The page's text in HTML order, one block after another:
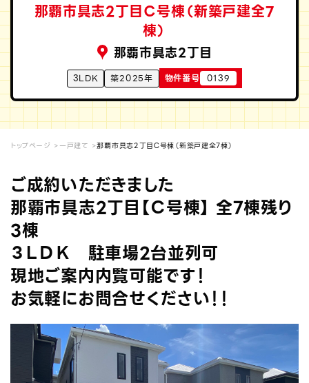
那覇市具志2丁目Ｃ号棟（新築戸建全7
棟）
那覇市具志2丁目
3LDK 築2025年 物件番号 0139
トップページ 一戸建て 那覇市具志2丁目Ｃ号棟（新築戸建全7棟）
ご成約いただきました
那覇市具志2丁目【Ｃ号棟】 全7棟残り
3棟
３ＬＤＫ 駐車場2台並列可
現地ご案内内覧可能です！
お気軽にお問合せください！！